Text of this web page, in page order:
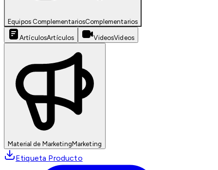
Equipos ComplementariosComplementarios
ArtículosArtículos VideosVideos
Material de MarketingMarketing
Etiqueta Producto